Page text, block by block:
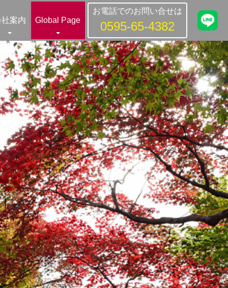
案内 Global Page
お電話でのお問い合せは
0595-65-4382